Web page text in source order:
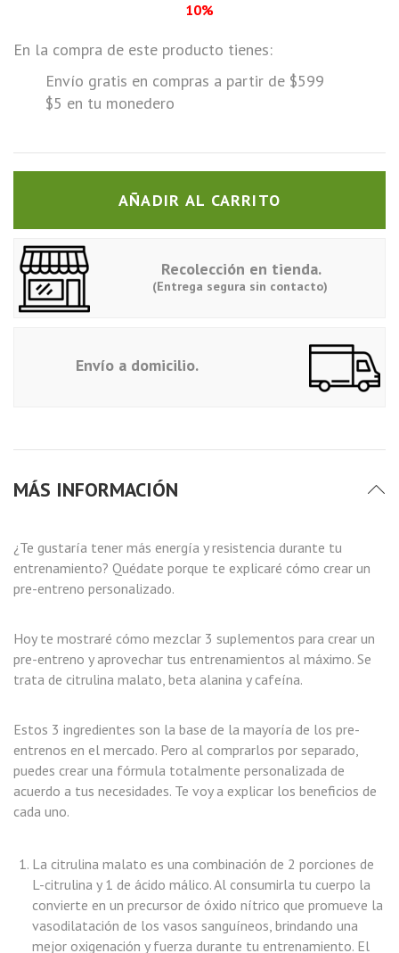
10%
En la compra de este producto tienes:
Envío gratis en compras a partir de $599
$5 en tu monedero
AÑADIR AL CARRITO
Recolección en tienda.
(Entrega segura sin contacto)
Envío a domicilio.
MÁS INFORMACIÓN
¿Te gustaría tener más energía y resistencia durante tu
entrenamiento? Quédate porque te explicaré cómo crear un
pre-entreno personalizado.
Hoy te mostraré cómo mezclar 3 suplementos para crear un
pre-entreno y aprovechar tus entrenamientos al máximo. Se
trata de citrulina malato, beta alanina y cafeína.
Estos 3 ingredientes son la base de la mayoría de los pre-
entrenos en el mercado. Pero al comprarlos por separado,
puedes crear una fórmula totalmente personalizada de
acuerdo a tus necesidades. Te voy a explicar los beneficios de
cada uno.
La citrulina malato es una combinación de 2 porciones de
L-citrulina y 1 de ácido málico. Al consumirla tu cuerpo la
convierte en un precursor de óxido nítrico que promueve la
vasodilatación de los vasos sanguíneos, brindando una
mejor oxigenación y fuerza durante tu entrenamiento. El